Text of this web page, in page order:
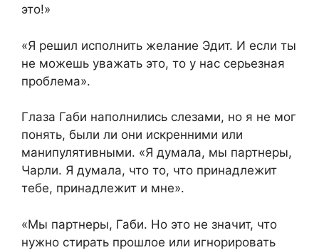
это!»
«Я решил исполнить желание Эдит. И если ты
не можешь уважать это, то у нас серьезная
проблема».
Глаза Габи наполнились слезами, но я не мог
понять, были ли они искренними или
манипулятивными. «Я думала, мы партнеры,
Чарли. Я думала, что то, что принадлежит
тебе, принадлежит и мне».
«Мы партнеры, Габи. Но это не значит, что
нужно стирать прошлое или игнорировать